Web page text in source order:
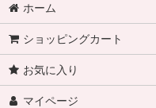
ホーム
ショッピングカート
お気に入り
マイページ